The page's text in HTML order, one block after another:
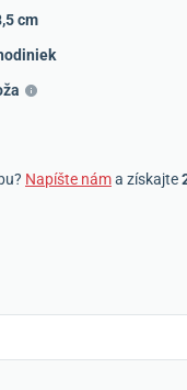
cm
Napíšte náma získajte